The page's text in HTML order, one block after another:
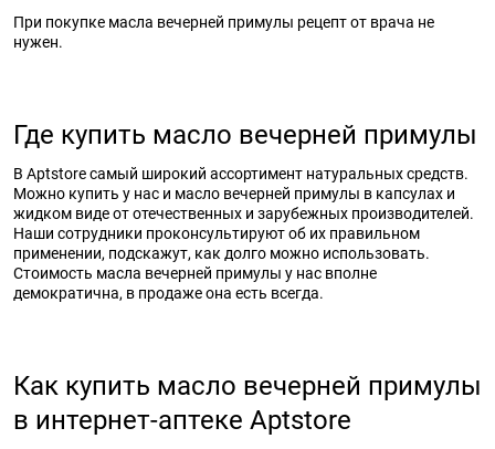
При покупке масла вечерней примулы рецепт от врача не
нужен.
Где купить масло вечерней примулы
В Aptstore самый широкий ассортимент натуральных средств.
Можно купить у нас и масло вечерней примулы в капсулах и
жидком виде от отечественных и зарубежных производителей.
Наши сотрудники проконсультируют об их правильном
применении, подскажут, как долго можно использовать.
Стоимость масла вечерней примулы у нас вполне
демократична, в продаже она есть всегда.
Как купить масло вечерней примулы
в интернет-аптеке Aptstore